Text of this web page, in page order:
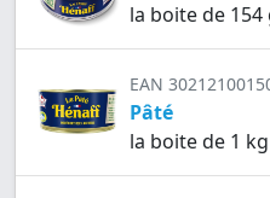
la boite de 154
EAN
Pâté
la boite de 1 kg